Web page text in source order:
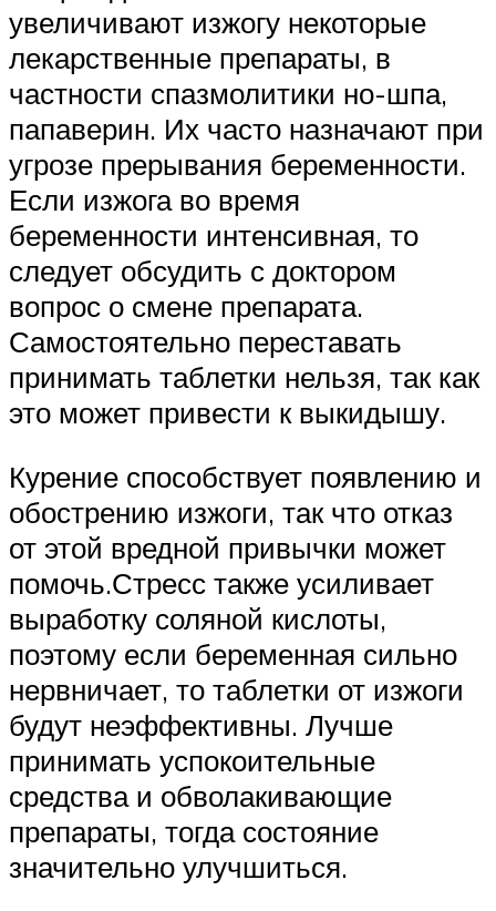
увеличивают изжогу некоторые
лекарственные препараты, в
частности спазмолитики но-шпа,
папаверин. Их часто назначают при
угрозе прерывания беременности.
Если изжога во время
беременности интенсивная, то
следует обсудить с доктором
вопрос о смене препарата.
Самостоятельно переставать
принимать таблетки нельзя, так как
это может привести к выкидышу.
Курение способствует появлению и
обострению изжоги, так что отказ
от этой вредной привычки может
помочь.Стресс также усиливает
выработку соляной кислоты,
поэтому если беременная сильно
нервничает, то таблетки от изжоги
будут неэффективны. Лучше
принимать успокоительные
средства и обволакивающие
препараты, тогда состояние
значительно улучшиться.